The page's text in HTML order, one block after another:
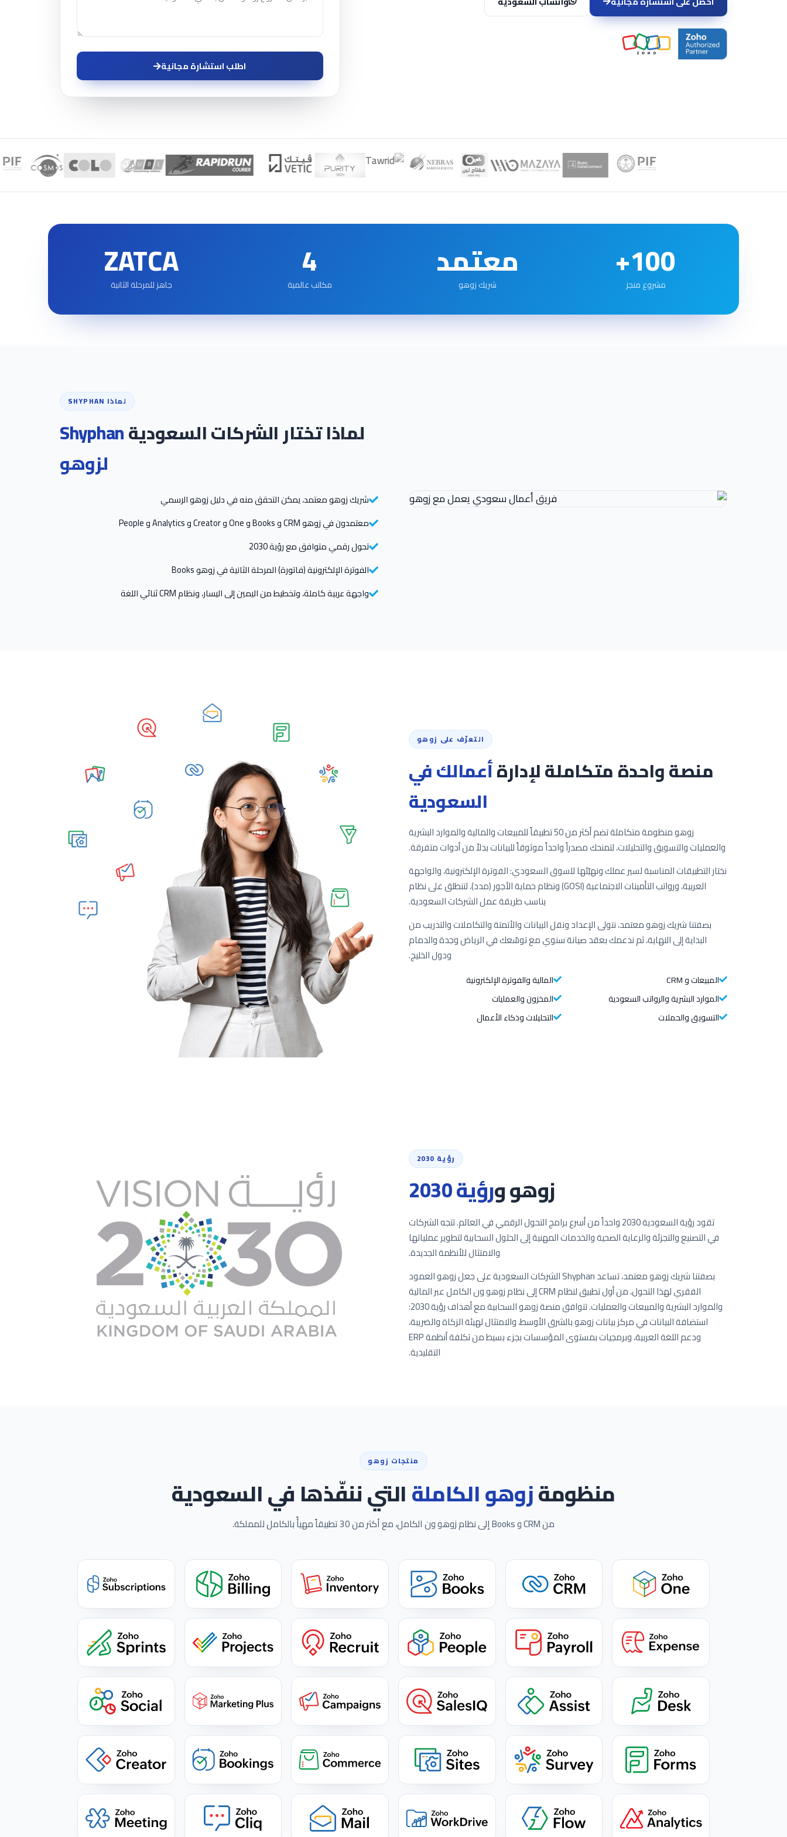
اطلب استشارة مجانية
100+
مشروع منجز معتمد
شريك زوهو 4
مكاتب عالمية ZATCA
جاهز للمرحلة الثانية
لماذا SHYPHAN
لماذا تختار الشركات السعوديةShyphan
لزوهو
شريك زوهو معتمد، يمكن التحقق منه في دليل زوهو الرسمي
معتمدون في زوهو CRM و Books و One و Creator و Analytics و People
تحول رقمي متوافق مع رؤية 2030
الفوترة الإلكترونية (فاتورة) المرحلة الثانية في زوهو Books
واجهة عربية كاملة، وتخطيط من اليمين إلى اليسار، ونظام CRM ثنائي اللغة
التعرّف على زوهو
منصة واحدة متكاملة لإدارةأعمالك في
السعودية
زوهو منظومة متكاملة تضم أكثر من 50 تطبيقاً للمبيعات والمالية والموارد البشرية
والعمليات والتسويق والتحليلات، لتمنحك مصدراً واحداً موثوقاً للبيانات بدلاً من أدوات متفرقة.
نختار التطبيقات المناسبة لسير عملك ونهيّئها للسوق السعودي: الفوترة الإلكترونية، والواجهة
العربية، ورواتب التأمينات الاجتماعية (GOSI) ونظام حماية الأجور (مدد)، لتنطلق على نظام
يناسب طريقة عمل الشركات السعودية.
بصفتنا شريك زوهو معتمد، نتولى الإعداد ونقل البيانات والأتمتة والتكاملات والتدريب من
البداية إلى النهاية، ثم ندعمك بعقد صيانة سنوي مع توسّعك في الرياض وجدة والدمام
ودول الخليج.
المبيعات و CRM
المالية والفوترة الإلكترونية
الموارد البشرية والرواتب السعودية
المخزون والعمليات
التسويق والحملات
التحليلات وذكاء الأعمال
رؤية 2030
زوهو ورؤية 2030
تقود رؤية السعودية 2030 واحداً من أسرع برامج التحول الرقمي في العالم. تتجه الشركات
في التصنيع والتجزئة والرعاية الصحية والخدمات المهنية إلى الحلول السحابية لتطوير عملياتها
والامتثال للأنظمة الجديدة.
بصفتنا شريك زوهو معتمد، تساعد Shyphan الشركات السعودية على جعل زوهو العمود
الفقري لهذا التحول، من أول تطبيق لنظام CRM إلى نظام زوهو ون الكامل عبر المالية
والموارد البشرية والمبيعات والعمليات. تتوافق منصة زوهو السحابية مع أهداف رؤية 2030:
استضافة البيانات في مركز بيانات زوهو بالشرق الأوسط، والامتثال لهيئة الزكاة والضريبة،
ودعم اللغة العربية، وبرمجيات بمستوى المؤسسات بجزء بسيط من تكلفة أنظمة ERP
التقليدية.
منتجات زوهو
منظومةزوهو الكاملةالتي ننفّذها في السعودية
من CRM و Books إلى نظام زوهو ون الكامل، مع أكثر من 30 تطبيقاً مهيأً بالكامل للمملكة.